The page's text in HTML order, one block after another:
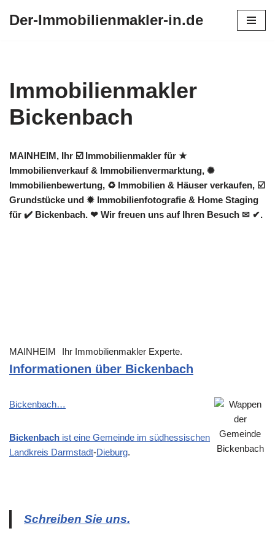
Der-Immobilienmakler-in.de
Immobilienmakler
Bickenbach
MAINHEIM, Ihr ☑️ Immobilienmakler für ★
Immobilienverkauf & Immobilienvermarktung, ✺
Immobilienbewertung, ♻ Immobilien & Häuser verkaufen, ☑️
Grundstücke und ✹ Immobilienfotografie & Home Staging
für ✔️ Bickenbach. ❤ Wir freuen uns auf Ihren Besuch ✉ ✔.
MAINHEIM Ihr Immobilienmakler Experte.
Informationen über Bickenbach
Bickenbach…
Bickenbach ist eine Gemeinde im südhessischen
Landkreis Darmstadt-Dieburg.
Schreiben Sie uns.